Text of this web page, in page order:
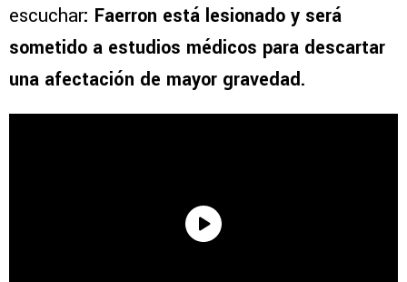
escuchar: Faerron está lesionado y será
sometido a estudios médicos para descartar
una afectación de mayor gravedad.